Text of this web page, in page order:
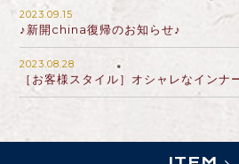
2023.09.15
♪新開china復帰のお知らせ♪
2023.08.28
［お客様スタイル］オシャレなインナ